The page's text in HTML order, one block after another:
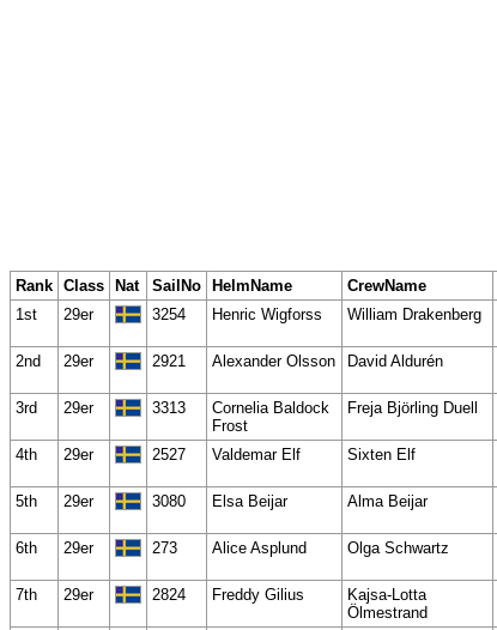
Rank Class Nat SailNo HelmName CrewName
1st
29er 3254 Henric Wigforss William Drakenberg
2nd 29er 2921 Alexander Olsson David Aldurén
3rd 29er 3313
Cornelia Baldock
Frost
Freja Björling Duell
4th 29er 2527 Valdemar Elf Sixten Elf
5th 29er 3080 Elsa Beijar Alma Beijar
6th 29er 273 Alice Asplund Olga Schwartz
7th 29er 2824 Freddy Gilius
Kajsa-Lotta
Ölmestrand